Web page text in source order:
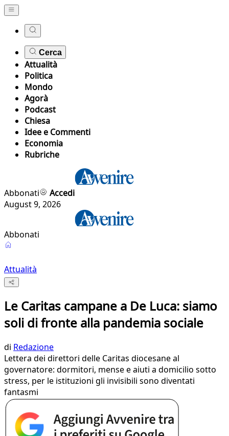
Cerca
Attualità
Politica
Mondo
Agorà
Podcast
Chiesa
Idee e Commenti
Economia
Rubriche
Abbonati
Accedi
August 9, 2026
Abbonati
Attualità
Le Caritas campane a De Luca: siamo
soli di fronte alla pandemia sociale
di Redazione
Lettera dei direttori delle Caritas diocesane al
governatore: dormitori, mense e aiuti a domicilio sotto
stress, per le istituzioni gli invisibili sono diventati
fantasmi